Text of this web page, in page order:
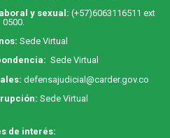
y sexual: (+57)6063116511 ext
0500.
Sede Virtual
Sede Virtual
defensajudicial@carder.gov.co
Sede Virtual
de interés: